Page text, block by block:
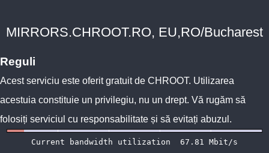
MIRRORS.CHROOT.RO, EU,RO/Bucharest
Reguli
Acest serviciu este oferit gratuit de CHROOT. Utilizarea
acestuia constituie un privilegiu, nu un drept. Vă rugăm să
folosiți serviciul cu responsabilitate și să evitați abuzul.